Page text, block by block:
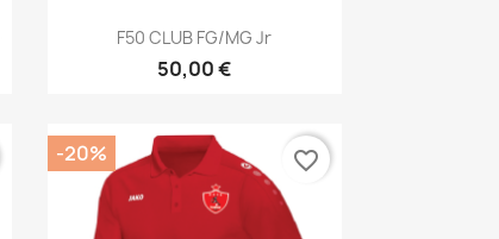
Aperçu rapide
F50 CLUB FG/MG Jr
50,00 €
-20% favorite_border